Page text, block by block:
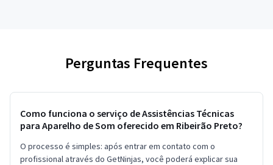
Perguntas Frequentes
Como funciona o serviço de Assistências Técnicas
para Aparelho de Som oferecido em Ribeirão Preto?
O processo é simples: após entrar em contato com o
profissional através do GetNinjas, você poderá explicar sua